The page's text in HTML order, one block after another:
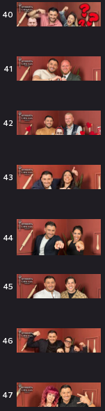
40
41
42
43
44
45
46
47